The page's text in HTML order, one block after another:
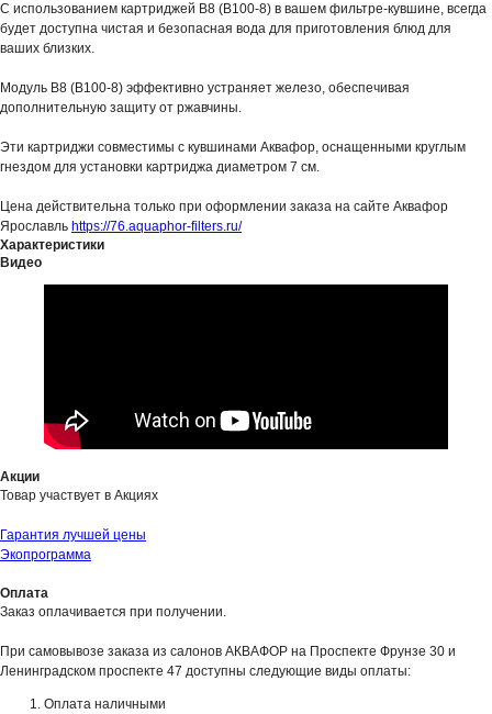
С использованием картриджей В8 (В100-8) в вашем фильтре-кувшине, всегда
будет доступна чистая и безопасная вода для приготовления блюд для
ваших близких.
Модуль В8 (В100-8) эффективно устраняет железо, обеспечивая
дополнительную защиту от ржавчины.
Эти картриджи совместимы с кувшинами Аквафор, оснащенными круглым
гнездом для установки картриджа диаметром 7 см.
Цена действительна только при оформлении заказа на сайте Аквафор
Ярославль https://76.aquaphor-filters.ru/
Характеристики
Видео
Акции
Товар участвует в Акциях
Гарантия лучшей цены
Экопрограмма
Оплата
Заказ оплачивается при получении.
При самовывозе заказа из салонов АКВАФОР на Проспекте Фрунзе 30 и
Ленинградском проспекте 47 доступны следующие виды оплаты:
Оплата наличными